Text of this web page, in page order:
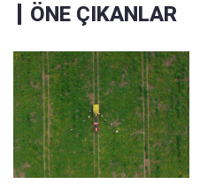
ÖNE ÇIKANLAR